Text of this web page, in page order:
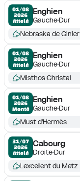
01/08
2026
Attelé
Enghien
GaucheDur
Nebraska de Ginier
01/08
2026
Attelé
Enghien
GaucheDur
Misthos Christal
01/08
2026
Monté
Enghien
GaucheDur
Must d'Hermès
31/07
2026
Attelé
Cabourg
DroiteDur
Lexcellent du Metz